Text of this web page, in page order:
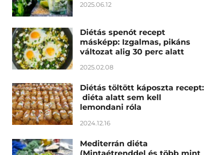
2025.06.12
Diétás spenót recept
másképp: Izgalmas, pikáns
változat alig 30 perc alatt
2025.02.08
Diétás töltött káposzta recept:
diéta alatt sem kell
lemondani róla
2024.12.16
Mediterrán diéta